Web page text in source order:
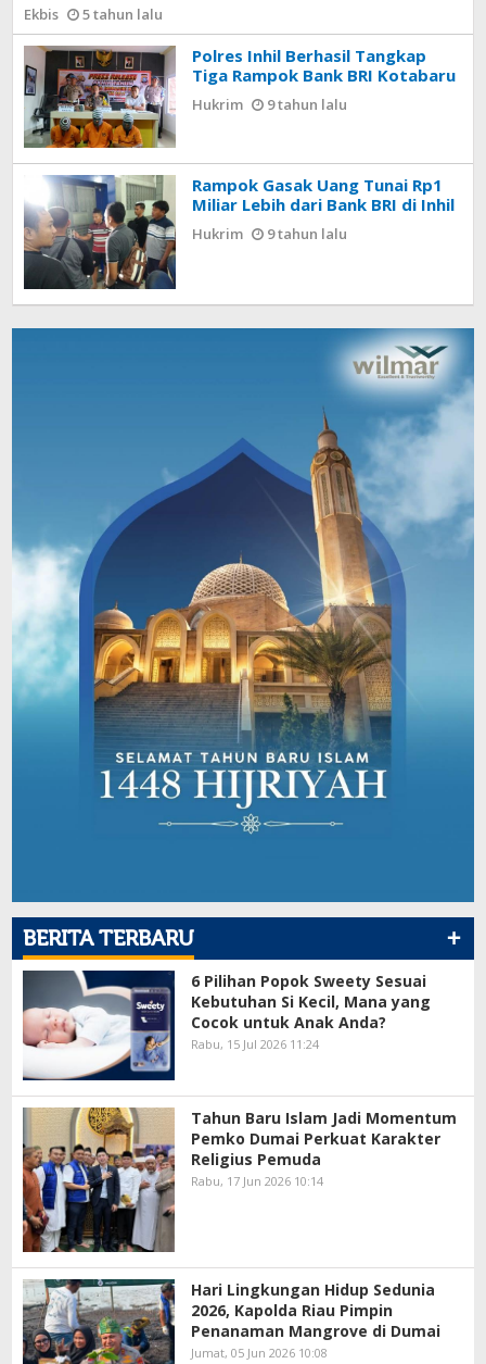
Ekbis 5 tahun lalu
Polres Inhil Berhasil Tangkap
Tiga Rampok Bank BRI Kotabaru
Hukrim 9 tahun lalu
Rampok Gasak Uang Tunai Rp1
Miliar Lebih dari Bank BRI di Inhil
Hukrim 9 tahun lalu
+
BERITA TERBARU
6 Pilihan Popok Sweety Sesuai
Kebutuhan Si Kecil, Mana yang
Cocok untuk Anak Anda?
Rabu, 15 Jul 2026 11:24
Tahun Baru Islam Jadi Momentum
Pemko Dumai Perkuat Karakter
Religius Pemuda
Rabu, 17 Jun 2026 10:14
Hari Lingkungan Hidup Sedunia
2026, Kapolda Riau Pimpin
Penanaman Mangrove di Dumai
Jumat, 05 Jun 2026 10:08